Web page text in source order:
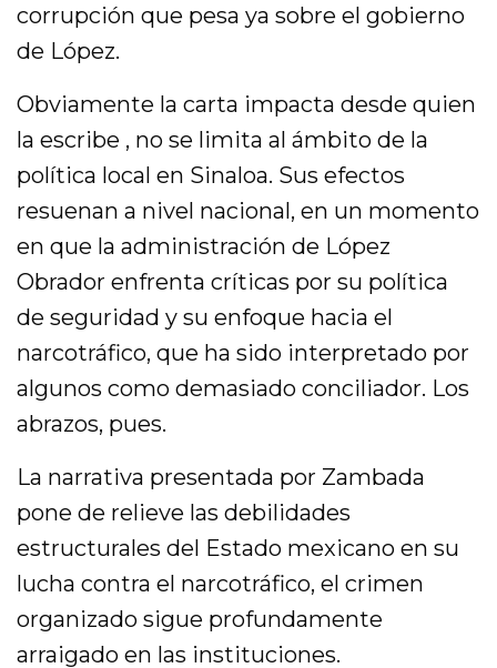
corrupción que pesa ya sobre el gobierno
de López.
Obviamente la carta impacta desde quien
la escribe , no se limita al ámbito de la
política local en Sinaloa. Sus efectos
resuenan a nivel nacional, en un momento
en que la administración de López
Obrador enfrenta críticas por su política
de seguridad y su enfoque hacia el
narcotráfico, que ha sido interpretado por
algunos como demasiado conciliador. Los
abrazos, pues.
La narrativa presentada por Zambada
pone de relieve las debilidades
estructurales del Estado mexicano en su
lucha contra el narcotráfico, el crimen
organizado sigue profundamente
arraigado en las instituciones.